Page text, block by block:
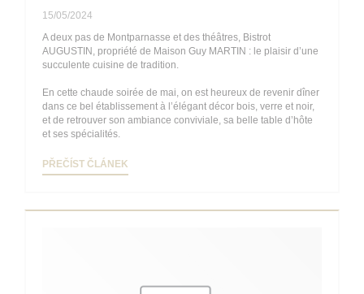
15/05/2024
A deux pas de Montparnasse et des théâtres, Bistrot
AUGUSTIN, propriété de Maison Guy MARTIN : le plaisir d’une
succulente cuisine de tradition.
En cette chaude soirée de mai, on est heureux de revenir dîner
dans ce bel établissement à l’élégant décor bois, verre et noir,
et de retrouver son ambiance conviviale, sa belle table d’hôte
et ses spécialités.
PŘEČÍST ČLÁNEK